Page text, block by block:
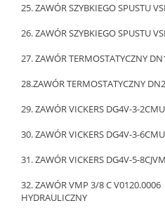
25. ZAWÓR SZYBKIEGO SPUSTU
26. ZAWÓR SZYBKIEGO SPUSTU
27. ZAWÓR TERMOSTATYCZNY
28.ZAWÓR TERMOSTATYCZNY
29. ZAWÓR VICKERS DG4V-3-
30. ZAWÓR VICKERS DG4V-3-
31. ZAWÓR VICKERS DG4V-5-
32. ZAWÓR VMP 3/8 C V0120.0006
HYDRAULICZNY